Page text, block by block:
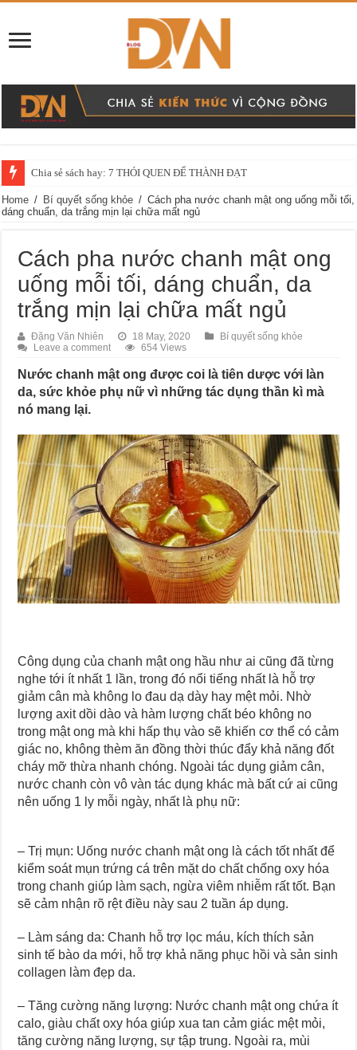
Chia sẻ sách hay: 7 THÓI QUEN ĐỂ THÀNH ĐẠT
Home / Bí quyết sống khỏe / Cách pha nước chanh mật ong uống mỗi tối,
dáng chuẩn, da trắng mịn lại chữa mất ngủ
Cách pha nước chanh mật ong
uống mỗi tối, dáng chuẩn, da
trắng mịn lại chữa mất ngủ
Đặng Văn Nhiên 18 May, 2020
Bí quyết sống khỏe
Leave a comment
654 Views
Nước chanh mật ong được coi là tiên dược với làn
da, sức khỏe phụ nữ vì những tác dụng thần kì mà
nó mang lại.
Công dụng của chanh mật ong hầu như ai cũng đã từng
nghe tới ít nhất 1 lần, trong đó nổi tiếng nhất là hỗ trợ
giảm cân mà không lo đau dạ dày hay mệt mỏi. Nhờ
lượng axit dồi dào và hàm lượng chất béo không no
trong mật ong mà khi hấp thụ vào sẽ khiến cơ thể có cảm
giác no, không thèm ăn đồng thời thúc đẩy khả năng đốt
cháy mỡ thừa nhanh chóng. Ngoài tác dụng giảm cân,
nước chanh còn vô vàn tác dụng khác mà bất cứ ai cũng
nên uống 1 ly mỗi ngày, nhất là phụ nữ:
– Trị mụn: Uống nước chanh mật ong là cách tốt nhất để
kiểm soát mụn trứng cá trên mặt do chất chống oxy hóa
trong chanh giúp làm sạch, ngừa viêm nhiễm rất tốt. Bạn
sẽ cảm nhận rõ rệt điều này sau 2 tuần áp dụng.
– Làm sáng da: Chanh hỗ trợ lọc máu, kích thích sản
sinh tế bào da mới, hỗ trợ khả năng phục hồi và sản sinh
collagen làm đẹp da.
– Tăng cường năng lượng: Nước chanh mật ong chứa ít
calo, giàu chất oxy hóa giúp xua tan cảm giác mệt mỏi,
tăng cường năng lượng, sự tập trung. Ngoài ra, mùi